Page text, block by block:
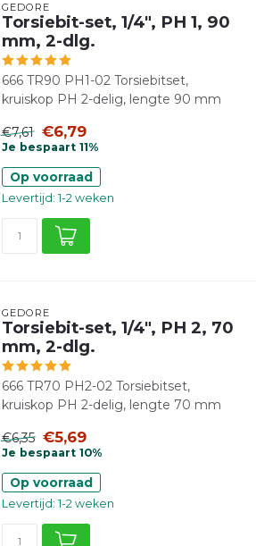
GEDORE
Torsiebit-set, 1/4", PH 1, 90
mm, 2-dlg.
666 TR90 PH1-02 Torsiebitset,
kruiskop PH 2-delig, lengte 90 mm
€7,61 €6,79
Je bespaart 11%
Op voorraad
Levertijd: 1-2 weken
GEDORE
Torsiebit-set, 1/4", PH 2, 70
mm, 2-dlg.
666 TR70 PH2-02 Torsiebitset,
kruiskop PH 2-delig, lengte 70 mm
€6,35 €5,69
Je bespaart 10%
Op voorraad
Levertijd: 1-2 weken